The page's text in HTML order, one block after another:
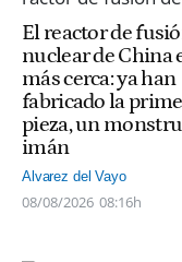
El reactor de
nuclear de China
más cerca: ya han
fabricado la
pieza, un
imán
Alvarez del Vayo
08/08/2026 08:16h